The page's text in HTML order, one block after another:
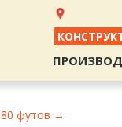
80 футов →